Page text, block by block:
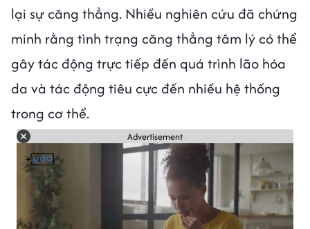
lại sự căng thẳng. Nhiều nghiên cứu đã chứng
minh rằng tình trạng căng thẳng tâm lý có thể
gây tác động trực tiếp đến quá trình lão hóa
da và tác động tiêu cực đến nhiều hệ thống
trong cơ thể.
Advertisement